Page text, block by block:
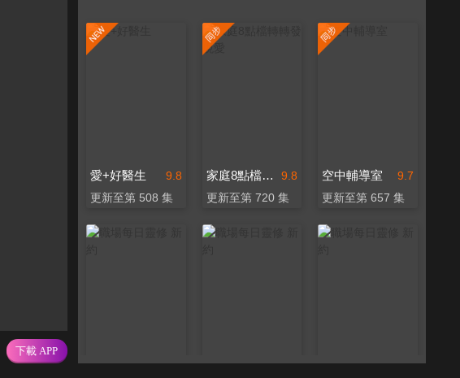
9.8
愛+好醫生
更新至第 508 集
9.8
家庭8點檔轉轉發現愛
更新至第 720 集
9.7
空中輔導室
更新至第 657 集